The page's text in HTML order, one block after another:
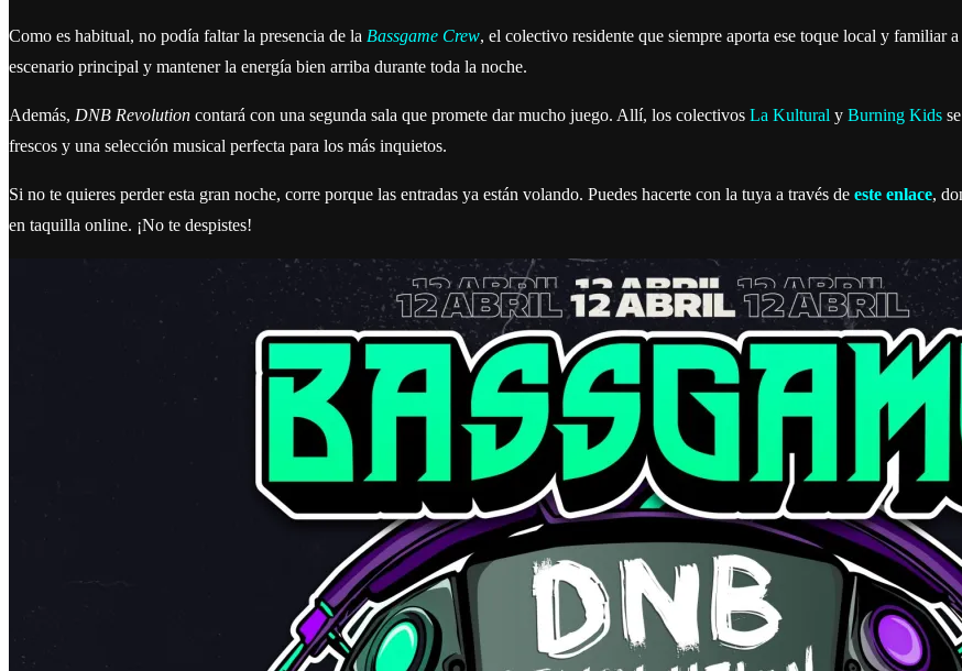
Como es habitual, no podía faltar la presencia de la Bassgame Crew, el colectivo residente que siempre aporta ese toque local y familiar
escenario principal y mantener la energía bien arriba durante toda la noche.
Además, DNB Revolution contará con una segunda sala que promete dar mucho juego. Allí, los colectivos La Kultural y Burning Kids
frescos y una selección musical perfecta para los más inquietos.
Si no te quieres perder esta gran noche, corre porque las entradas ya están volando. Puedes hacerte con la tuya a través de este enlace,
en taquilla online. ¡No te despistes!